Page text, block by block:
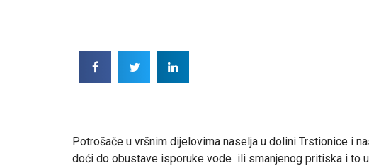
Potrošače u vršnim dijelovima naselja u dolini Trstionice i
doći do obustave isporuke vode ili smanjenog pritiska i to